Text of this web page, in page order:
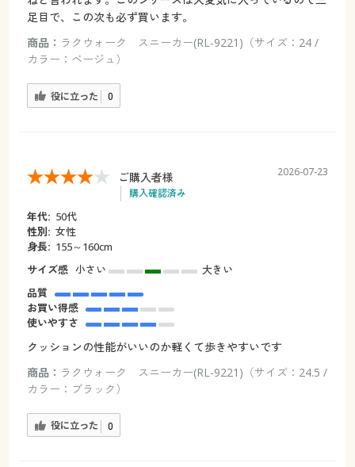
足目で、この次も必ず買います。
商品： ラクウォーク スニーカー(RL-9221)（サイズ：24 /
カラー：ベージュ）
役に立った 0
ご購入者様
購入確認済み
2026-07-23
年代: 50代
性別: 女性
身長: 155～160cm
サイズ感 小さい
大きい
品質
お買い得感
使いやすさ
クッションの性能がいいのか軽くて歩きやすいです
商品： ラクウォーク スニーカー(RL-9221)（サイズ：24.5 /
カラー：ブラック）
役に立った 0